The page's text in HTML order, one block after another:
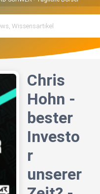
Chris
Hohn -
bester
Investo
r
unserer